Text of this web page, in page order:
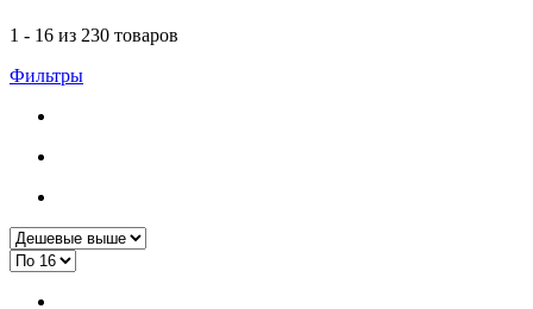
1 - 16 из 230 товаров
Фильтры